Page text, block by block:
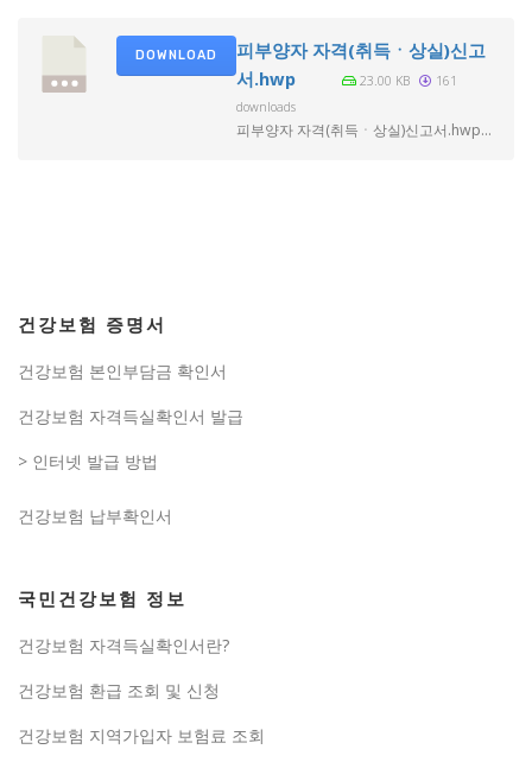
DOWNLOAD
피부양자 자격(취득ㆍ상실)신고
서.hwp
23.00 KB
161
downloads
피부양자 자격(취득ㆍ상실)신고서.hwp...
건강보험 증명서
건강보험 본인부담금 확인서
건강보험 자격득실확인서 발급
> 인터넷 발급 방법
건강보험 납부확인서
국민건강보험 정보
건강보험 자격득실확인서란?
건강보험 환급 조회 및 신청
건강보험 지역가입자 보험료 조회